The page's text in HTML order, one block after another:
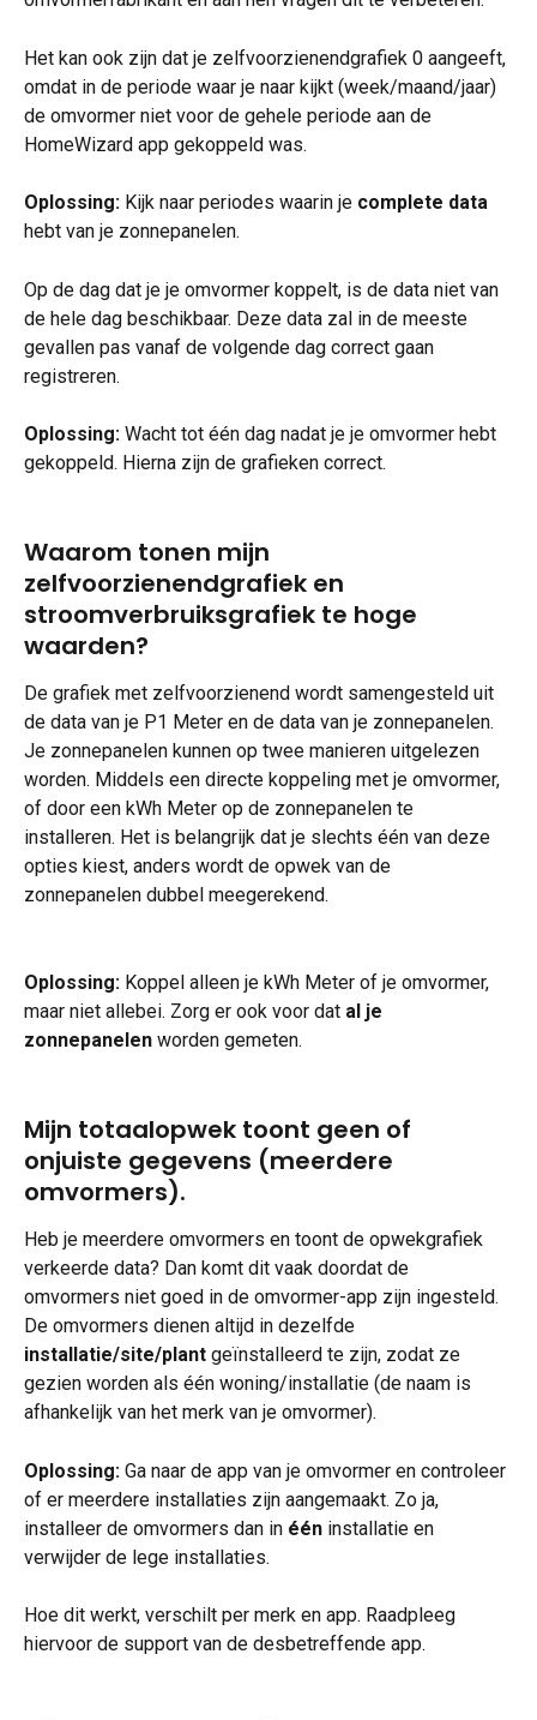
Het kan ook zijn dat je zelfvoorzienendgrafiek 0 aangeeft,
omdat in de periode waar je naar kijkt (week/maand/jaar)
de omvormer niet voor de gehele periode aan de
HomeWizard app gekoppeld was.
Oplossing: Kijk naar periodes waarin je complete data
hebt van je zonnepanelen.
Op de dag dat je je omvormer koppelt, is de data niet van
de hele dag beschikbaar. Deze data zal in de meeste
gevallen pas vanaf de volgende dag correct gaan
registreren.
Oplossing: Wacht tot één dag nadat je je omvormer hebt
gekoppeld. Hierna zijn de grafieken correct.
Waarom tonen mijn
zelfvoorzienendgrafiek en
stroomverbruiksgrafiek te hoge
waarden?
De grafiek met zelfvoorzienend wordt samengesteld uit
de data van je P1 Meter en de data van je zonnepanelen.
Je zonnepanelen kunnen op twee manieren uitgelezen
worden. Middels een directe koppeling met je omvormer,
of door een kWh Meter op de zonnepanelen te
installeren. Het is belangrijk dat je slechts één van deze
opties kiest, anders wordt de opwek van de
zonnepanelen dubbel meegerekend.
Oplossing: Koppel alleen je kWh Meter of je omvormer,
maar niet allebei. Zorg er ook voor dat al je
zonnepanelen worden gemeten.
Mijn totaalopwek toont geen of
onjuiste gegevens (meerdere
omvormers).
Heb je meerdere omvormers en toont de opwekgrafiek
verkeerde data? Dan komt dit vaak doordat de
omvormers niet goed in de omvormer-app zijn ingesteld.
De omvormers dienen altijd in dezelfde
installatie/site/plant geïnstalleerd te zijn, zodat ze
gezien worden als één woning/installatie (de naam is
afhankelijk van het merk van je omvormer).
Oplossing: Ga naar de app van je omvormer en controleer
of er meerdere installaties zijn aangemaakt. Zo ja,
installeer de omvormers dan in één installatie en
verwijder de lege installaties.
Hoe dit werkt, verschilt per merk en app. Raadpleeg
hiervoor de support van de desbetreffende app.